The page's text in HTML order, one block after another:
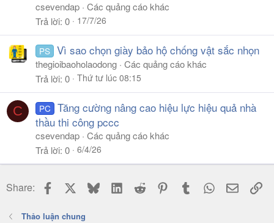
csevendap Các quảng cáo khác
Trả lời 0 17/7/26
PS Vì sao chọn giày bảo hộ chống vật sắc nhọn
thegioibaoholaodong Các quảng cáo khác
Trả lời 0 Thứ tư lúc 08:15
C PC Tăng cường nâng cao hiệu lực hiệu quả nhà
thầu thi công pccc
csevendap Các quảng cáo khác
Trả lời 0 6/4/26
Share: Facebook BlueskyLinkedIn
Reddit PinterestTumblr WhatsApp
Email
Thảo luận chung